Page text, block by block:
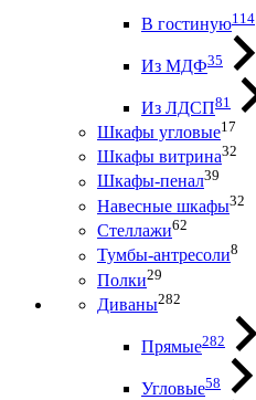
В гостиную114
Из МДФ35
Из ЛДСП81
Шкафы угловые17
Шкафы витрина32
Шкафы-пенал39
Навесные шкафы32
Стеллажи62
Тумбы-антресоли8
Полки29
Диваны282
Прямые282
Угловые58